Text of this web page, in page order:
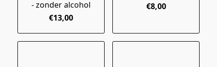
- zonder alcohol
€13,00
€8,00